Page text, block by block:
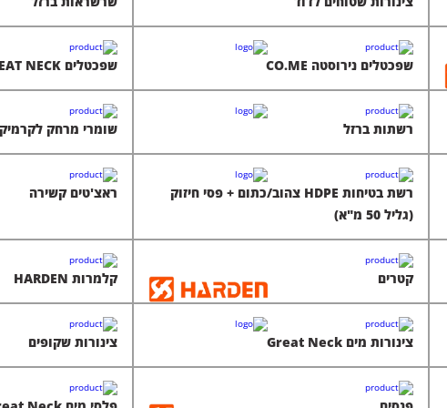
שפכטלים נירוסטה CO.ME שפכטלים GREAT NECK
רשתות ברזל שומרי מרחק
רשת בטיחות HDPE צהוב/כתום + פסי חיזוק
(גליל 50 מ"א)
ראצ'טים קשירה
קטרים קלמרות HARDEN
צינורות מים Great Neck צינורות שקופים